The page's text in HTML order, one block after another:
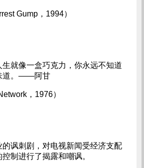
Gump，1994）
就像一盒巧克力，你永远不知道
道。——阿甘
，1976）
讽刺剧，对电视新闻受经济支配
制进行了揭露和嘲讽。